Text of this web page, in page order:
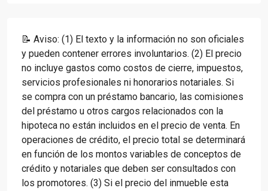
📝 Aviso: (1) El texto y la información no son oficiales
y pueden contener errores involuntarios. (2) El precio
no incluye gastos como costos de cierre, impuestos,
servicios profesionales ni honorarios notariales. Si
se compra con un préstamo bancario, las comisiones
del préstamo u otros cargos relacionados con la
hipoteca no están incluidos en el precio de venta. En
operaciones de crédito, el precio total se determinará
en función de los montos variables de conceptos de
crédito y notariales que deben ser consultados con
los promotores. (3) Si el precio del inmueble esta